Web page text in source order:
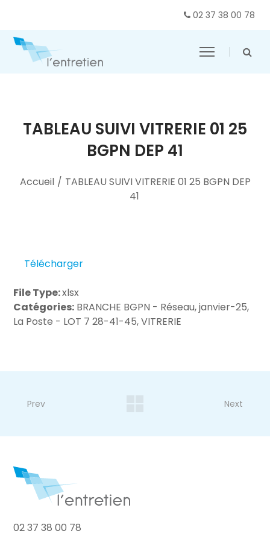
02 37 38 00 78
TABLEAU SUIVI VITRERIE 01 25
BGPN DEP 41
Accueil / TABLEAU SUIVI VITRERIE 01 25 BGPN DEP
41
Télécharger
File Type:xlsx
Catégories: BRANCHE BGPN - Réseau, janvier-25,
La Poste - LOT 7 28-41-45, VITRERIE
Prev Next
02 37 38 00 78